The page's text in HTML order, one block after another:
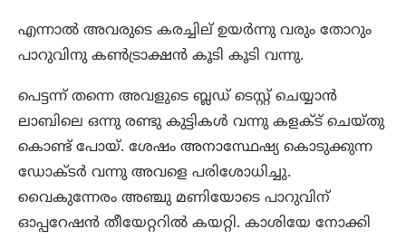
എന്നാൽ അവരുടെ കരച്ചില് ഉയർന്നു വരും തോറും
പാറുവിനു കൺട്രാക്ഷൻ കൂടി കൂടി വന്നു.
പെട്ടന്ന് തന്നെ അവളുടെ ബ്ലഡ്‌ ടെസ്റ്റ്‌ ചെയ്യാൻ
ലാബിലെ ഒന്നു രണ്ടു കുട്ടികൾ വന്നു കളക്ട് ചെയ്തു
കൊണ്ട് പോയ്‌. ശേഷം അനാസ്ഥേഷ്യ കൊടുക്കുന്ന
ഡോക്ടർ വന്നു അവളെ പരിശോധിച്ചു.
വൈകുന്നേരം അഞ്ചു മണിയോടെ പാറുവിന്
ഓപ്പറേഷൻ തീയേറ്ററിൽ കയറ്റി. കാശിയേ നോക്കി